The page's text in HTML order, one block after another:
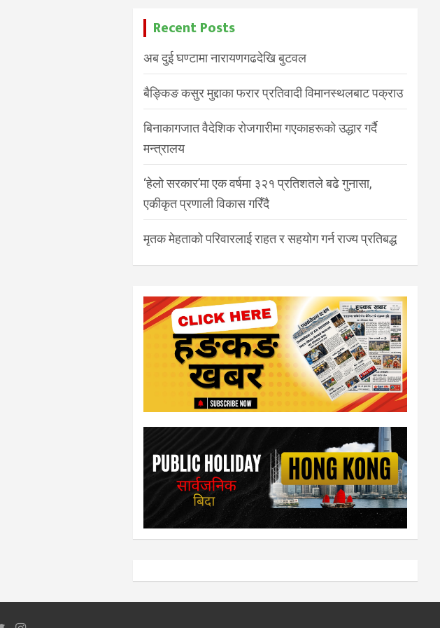
Recent Posts
अब दुई घण्टामा नारायणगढदेखि बुटवल
बैङ्किङ कसुर मुद्दाका फरार प्रतिवादी विमानस्थलबाट पक्राउ
बिनाकागजात वैदेशिक रोजगारीमा गएकाहरूको उद्धार गर्दै
मन्त्रालय
‘हेलो सरकार’मा एक वर्षमा ३२१ प्रतिशतले बढे गुनासा,
एकीकृत प्रणाली विकास गरिँदै
मृतक मेहताको परिवारलाई राहत र सहयोग गर्न राज्य प्रतिबद्ध